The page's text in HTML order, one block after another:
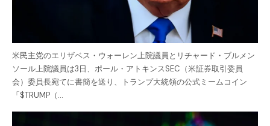
米民主党のエリザベス・ウォーレン上院議員とリチャード・ブルメン
ソール上院議員は3日、ポール・アトキンスSEC（米証券取引委員
会）委員長宛てに書簡を送り、トランプ大統領の公式ミームコイン
「$TRUMP（…